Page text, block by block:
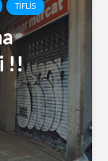
TIFLIS
!!